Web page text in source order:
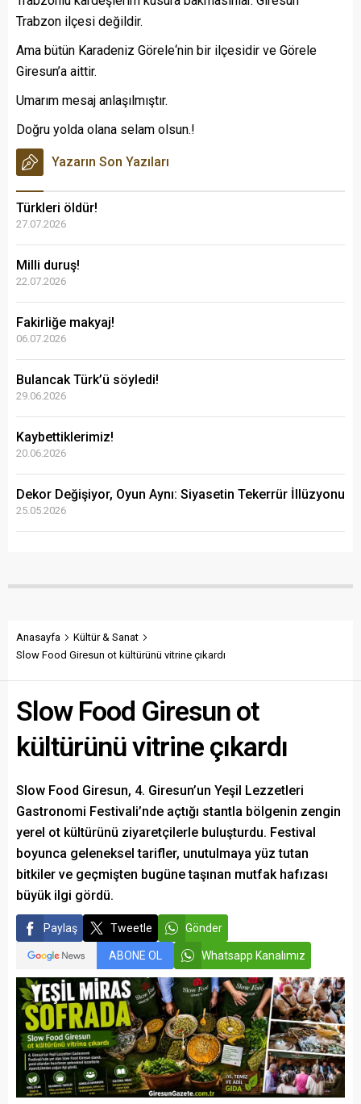
Trabzon ilçesi değildir.
Ama bütün Karadeniz Görele‘nin bir ilçesidir ve Görele
Giresun’a aittir.
Umarım mesaj anlaşılmıştır.
Doğru yolda olana selam olsun.!
Yazarın Son Yazıları
Türkleri öldür!
27.07.2026
Milli duruş!
22.07.2026
Fakirliğe makyaj!
06.07.2026
Bulancak Türk’ü söyledi!
29.06.2026
Kaybettiklerimiz!
20.06.2026
Dekor Değişiyor, Oyun Aynı: Siyasetin Tekerrür İllüzyonu
25.05.2026
Anasayfa
Kültür & Sanat
Slow Food Giresun ot kültürünü vitrine çıkardı
Slow Food Giresun ot
kültürünü vitrine çıkardı
Slow Food Giresun, 4. Giresun’un Yeşil Lezzetleri
Gastronomi Festivali’nde açtığı stantla bölgenin zengin
yerel ot kültürünü ziyaretçilerle buluşturdu. Festival
boyunca geleneksel tarifler, unutulmaya yüz tutan
bitkiler ve geçmişten bugüne taşınan mutfak hafızası
büyük ilgi gördü.
Paylaş Tweetle Gönder
ABONE OL Whatsapp Kanalımız